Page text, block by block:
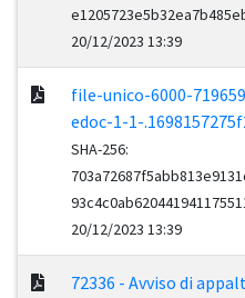
20/12/2023 13:39
file-unico-6000-
edoc-1-1-
SHA-256:
20/12/2023 13:39
72336 - Avviso di